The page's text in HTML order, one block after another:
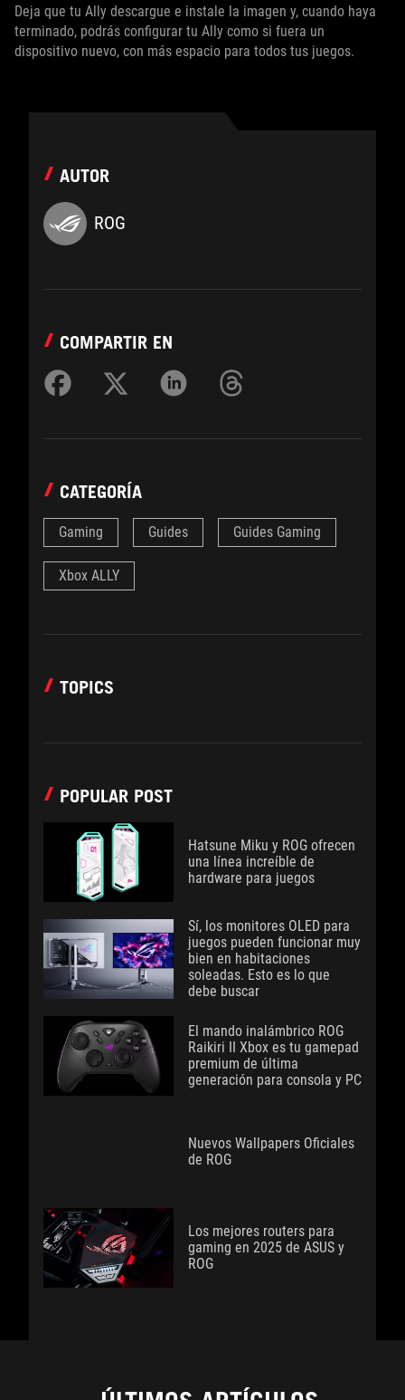
Deja que tu Ally descargue e instale la imagen y, cuando haya
terminado, podrás configurar tu Ally como si fuera un
dispositivo nuevo, con más espacio para todos tus juegos.
AUTOR
ROG
COMPARTIR EN
CATEGORÍA
Gaming Guides Guides Gaming
Xbox ALLY
TOPICS
POPULAR POST
Hatsune Miku y ROG ofrecen
una línea increíble de
hardware para juegos
Sí, los monitores OLED para
juegos pueden funcionar muy
bien en habitaciones
soleadas. Esto es lo que
debe buscar
El mando inalámbrico ROG
Raikiri II Xbox es tu gamepad
premium de última
generación para consola y PC
Nuevos Wallpapers Oficiales
de ROG
Los mejores routers para
gaming en 2025 de ASUS y
ROG